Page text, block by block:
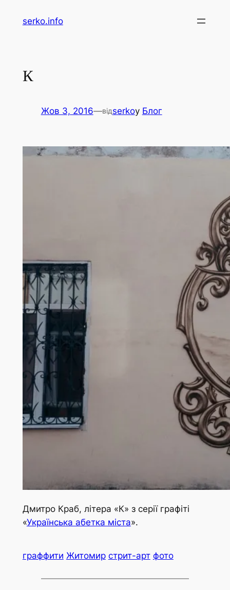
serko.info
К
Жов 3, 2016—відserkoу Блог
Дмитро Краб, літера «К» з серії графіті
«Українська абетка міста».
граффити Житомир стрит-арт фото